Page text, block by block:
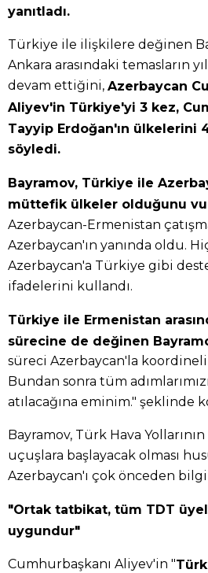
yanıtladı.
Türkiye ile ilişkilere değinen
Ankara arasındaki temasların
devam ettiğini, Azerbaycan
Aliyev'in Türkiye'yi 3 kez,
Tayyip Erdoğan'ın ülkelerini
söyledi.
Bayramov, Türkiye ile
müttefik ülkeler olduğunu
Azerbaycan-Ermenistan
Azerbaycan'ın yanında oldu.
Azerbaycan'a Türkiye gibi
ifadelerini kullandı.
Türkiye ile Ermenistan
sürecine de değinen
süreci Azerbaycan'la
Bundan sonra tüm
atılacağına eminim." şeklinde
Bayramov, Türk Hava
uçuşlara başlayacak olması
Azerbaycan'ı çok önceden
"Ortak tatbikat, tüm TDT
uygundur"
Cumhurbaşkanı Aliyev'in "